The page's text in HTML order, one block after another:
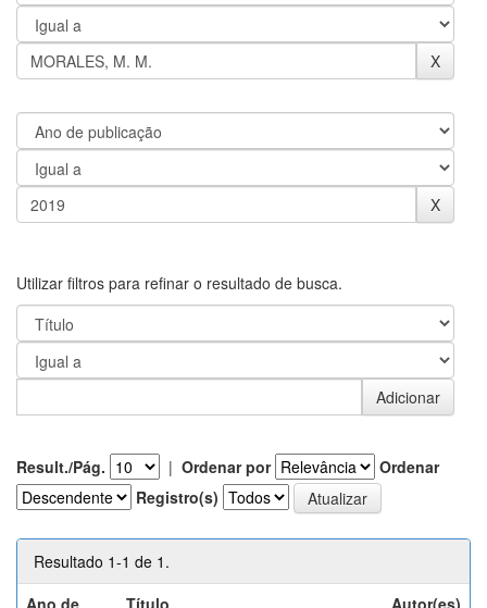
Utilizar filtros para refinar o resultado de busca.
Result./Pág. | Ordenar por
Ordenar
Registro(s)
Resultado 1-1 de 1.
Ano de
Título Autor(es)